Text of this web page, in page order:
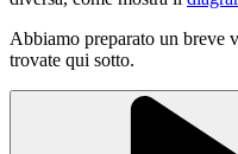
Abbiamo preparato un breve
trovate qui sotto.